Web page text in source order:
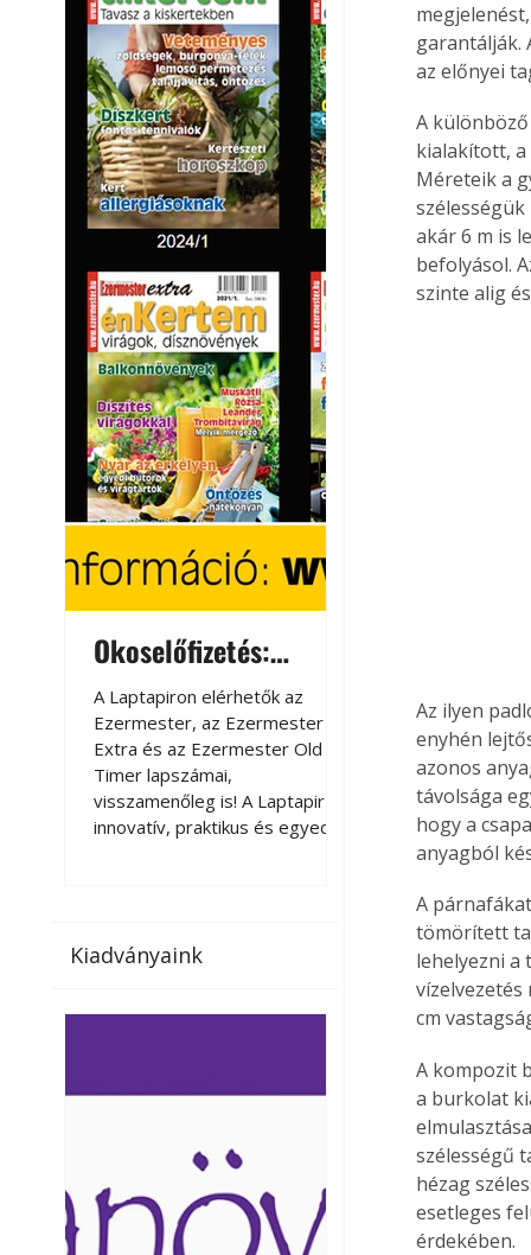
Okoselőfizetés:
Ezermester Extra
A Laptapiron elérhetők az
Ezermester, az Ezermester
Extra és az Ezermester Old
Timer lapszámai,
visszamenőleg is! A Laptapir új,
innovatív, praktikus és egyedi
az otthonában, útközben vagy
elérhetők lapszámaink. Bárhol,
Ezermester, az
Extra és az
Timer lapszámai,
visszamenőleg is! A
innovatív, praktikus
megoldás a
számítógépen,
vagy táblagépen.
az otthonában,
nyaralás, pihenés
elérhetők
bármikor, akár
vagy dolgozva is
Ezermester
Laptapir kényelmes
mert: – t
Kiadványaink
garantálják.
az előnyei
A
kialakított,
Méreteik a
akár 6 m is
befolyásol.
szinte alig
Az ilyen
enyhén
azonos
távolsága
hogy a
anyagból
A
tömörített
lehelyezni a
cm
A kompozit
a burkolat
szélességű
hézag
esetleges
érdekében.